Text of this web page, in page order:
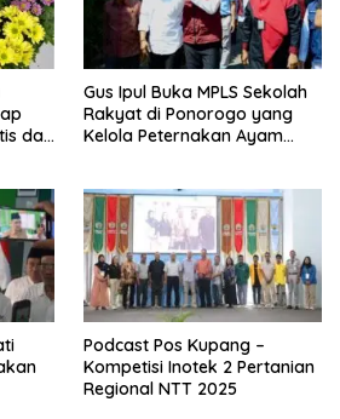
dari
Gus Ipul Buka MPLS Sekolah
Rakyat di Ponorogo yang
Kelola Peternakan Ayam
Podcast Pos Kupang –
Kompetisi Inotek 2 Pertanian
Regional NTT 2025